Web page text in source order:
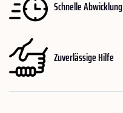
Schnelle Abwicklung
Zuverlässige Hilfe